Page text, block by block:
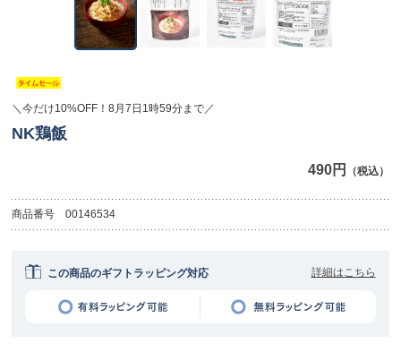
＼今だけ10%OFF！8月7日1時59分まで／
NK鶏飯
490円 （税込）
商品番号 00146534
この商品のギフトラッピング対応 詳細はこちら